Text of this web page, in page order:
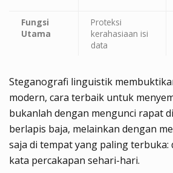
Fungsi
Utama
Proteksi
kerahasiaan isi
data
Steganografi linguistik
modern, cara terbaik untuk
bukanlah dengan mengunci rapat
berlapis baja, melainkan dengan
saja di tempat yang paling terbuka:
kata percakapan sehari-hari.